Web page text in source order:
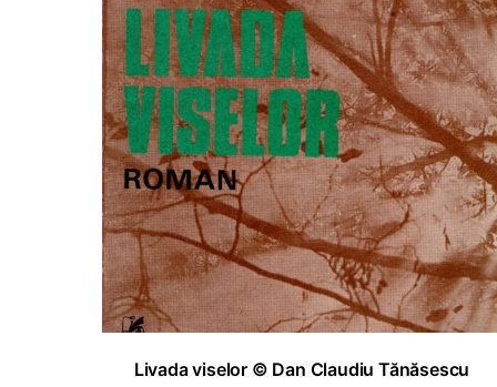
ADAUGĂ ÎN COȘ
Livada viselor © Dan Claudiu Tănăsescu